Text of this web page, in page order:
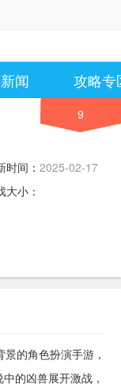
闻 攻略专
9
时间： 2025-02-17
大小：
的角色扮演手游，
的凶兽展开激战，